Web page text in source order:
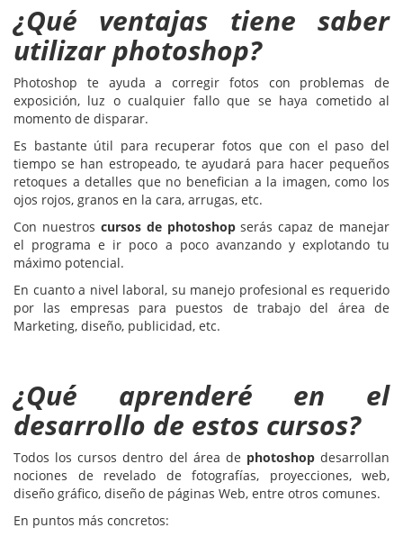
¿Qué ventajas tiene saber
utilizar photoshop?
Photoshop te ayuda a corregir fotos con problemas de
exposición, luz o cualquier fallo que se haya cometido al
momento de disparar.
Es bastante útil para recuperar fotos que con el paso del
tiempo se han estropeado, te ayudará para hacer pequeños
retoques a detalles que no benefician a la imagen, como los
ojos rojos, granos en la cara, arrugas, etc.
Con nuestros cursos de photoshopserás capaz de manejar
el programa e ir poco a poco avanzando y explotando tu
máximo potencial.
En cuanto a nivel laboral, su manejo profesional es requerido
por las empresas para puestos de trabajo del área de
Marketing, diseño, publicidad, etc.
¿Qué aprenderé en el
desarrollo de estos cursos?
Todos los cursos dentro del área de photoshop desarrollan
nociones de revelado de fotografías, proyecciones, web,
diseño gráfico, diseño de páginas Web, entre otros comunes.
En puntos más concretos: